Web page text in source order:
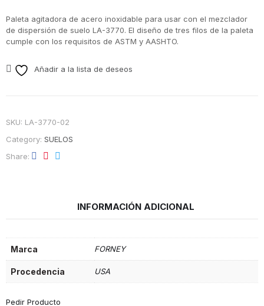
Paleta agitadora de acero inoxidable para usar con el mezclador
de dispersión de suelo LA-3770. El diseño de tres filos de la paleta
cumple con los requisitos de ASTM y AASHTO.
Añadir a la lista de deseos
SKU: LA-3770-02
Category: SUELOS
Share
INFORMACIÓN ADICIONAL
Marca FORNEY
Procedencia USA
Pedir Producto